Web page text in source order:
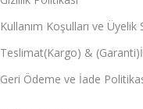
Kullanım Koşulları ve Üyelik
Teslimat(Kargo) &
Geri Ödeme ve İade